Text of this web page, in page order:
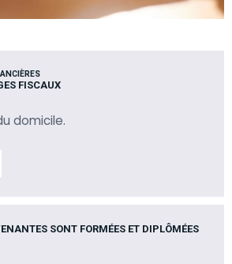
FISCAUX
domicile.
SONT FORMÉES ET DIPLÔMÉES